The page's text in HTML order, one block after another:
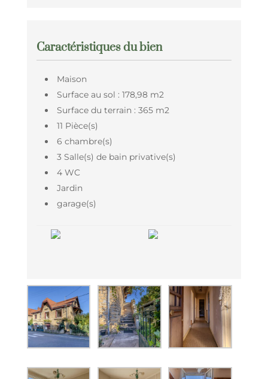
Caractéristiques du bien
Maison
Surface au sol : 178,98 m2
Surface du terrain : 365 m2
11 Pièce(s)
6 chambre(s)
3 Salle(s) de bain privative(s)
4 WC
Jardin
garage(s)